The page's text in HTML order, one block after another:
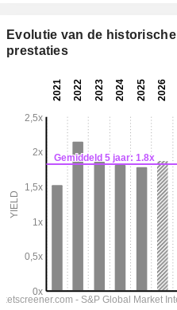
42,87 mld.
15,17 mld.
14,82 mld.
7,96 mld.
7,8 mld.
7,78 mld.
17,63 mld.
Evolutie van de historische
prestaties